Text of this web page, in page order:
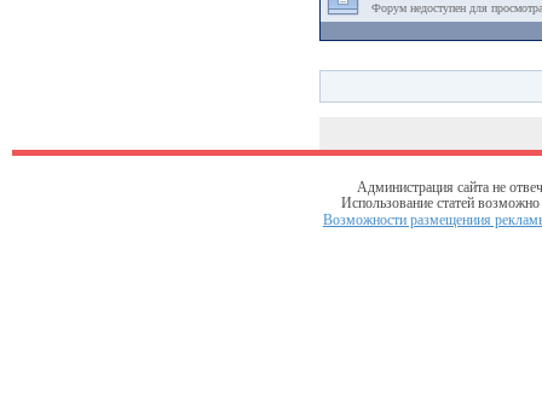
Форум недоступен для
Администрация сайта не
Использование статей
Возможности размещениия